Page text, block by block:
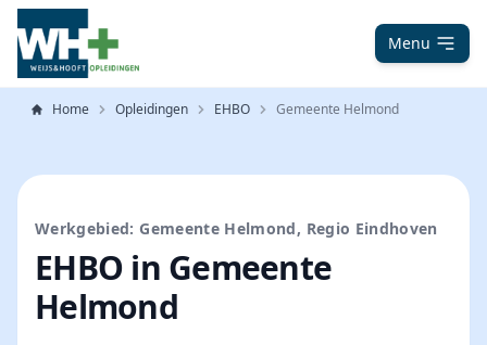
Menu
Home Opleidingen EHBO Gemeente Helmond
Werkgebied: Gemeente Helmond, Regio Eindhoven
EHBO in Gemeente
Helmond